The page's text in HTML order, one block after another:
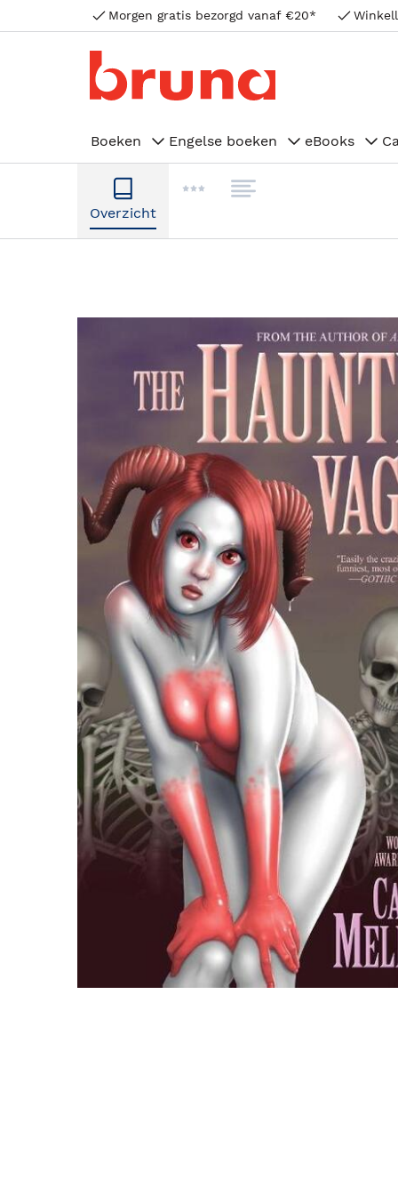
Morgen gratis bezorgd vanaf €20*
Boeken Engelse boeken eBooks
Overzicht